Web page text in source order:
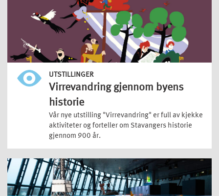
UTSTILLINGER
Virrevandring gjennom byens
historie
Vår nye utstilling "Virrevandring" er full av kjekke
aktiviteter og forteller om Stavangers historie
gjennom 900 år.